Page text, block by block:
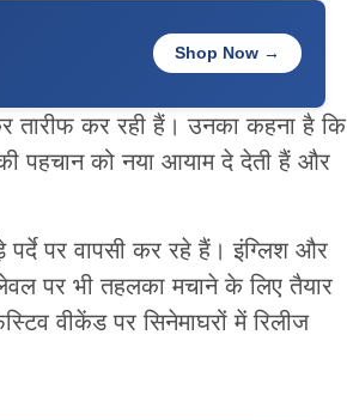
Shop Now →
तारीफ कर रही हैं। उनका कहना है कि
पहचान को नया आयाम दे देती हैं और
पर वापसी कर रहे हैं। इंग्लिश और
पर भी तहलका मचाने के लिए तैयार
वीकेंड पर सिनेमाघरों में रिलीज